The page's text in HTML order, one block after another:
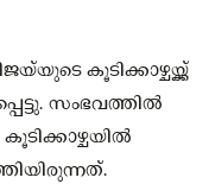
കൂടിക്കാഴ്ചയ്ക്ക്
സംഭവത്തിൽ